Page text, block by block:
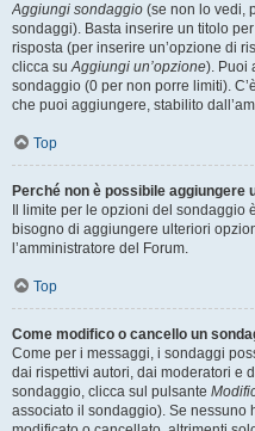
Aggiungi sondaggio (se non lo vedi,
sondaggi). Basta inserire un titolo
risposta (per inserire un’opzione di
clicca suAggiungi un’opzione). Puoi
sondaggio (0 per non porre limiti).
che puoi aggiungere, stabilito
Top
Perché non è possibile aggiungere
Il limite per le opzioni del sondaggio
bisogno di aggiungere ulteriori
l’amministratore del Forum.
Top
Come modifico o cancello un
Come per i messaggi, i sondaggi
dai rispettivi autori, dai moderatori e
sondaggio, clicca sul pulsante
associato il sondaggio). Se nessuno